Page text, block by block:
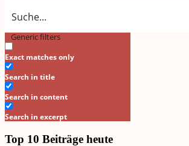
Generic filters
Exact matches only
Search in title
Search in content
Search in excerpt
Top 10 Beiträge heute